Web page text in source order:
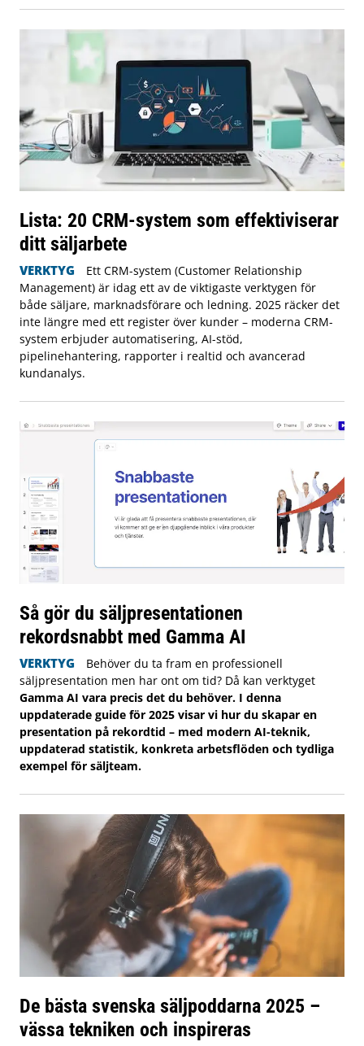
Lista: 20 CRM-system som effektiviserar
ditt säljarbete
VERKTYG
Ett CRM-system (Customer Relationship
Management) är idag ett av de viktigaste verktygen för
både säljare, marknadsförare och ledning. 2025 räcker det
inte längre med ett register över kunder – moderna CRM-
system erbjuder automatisering, AI-stöd,
pipelinehantering, rapporter i realtid och avancerad
kundanalys.
Så gör du säljpresentationen
rekordsnabbt med Gamma AI
VERKTYG
Behöver du ta fram en professionell
säljpresentation men har ont om tid? Då kan verktyget
Gamma AI vara precis det du behöver. I denna
uppdaterade guide för 2025 visar vi hur du skapar en
presentation på rekordtid – med modern AI-teknik,
uppdaterad statistik, konkreta arbetsflöden och tydliga
exempel för säljteam.
De bästa svenska säljpoddarna 2025 –
vässa tekniken och inspireras